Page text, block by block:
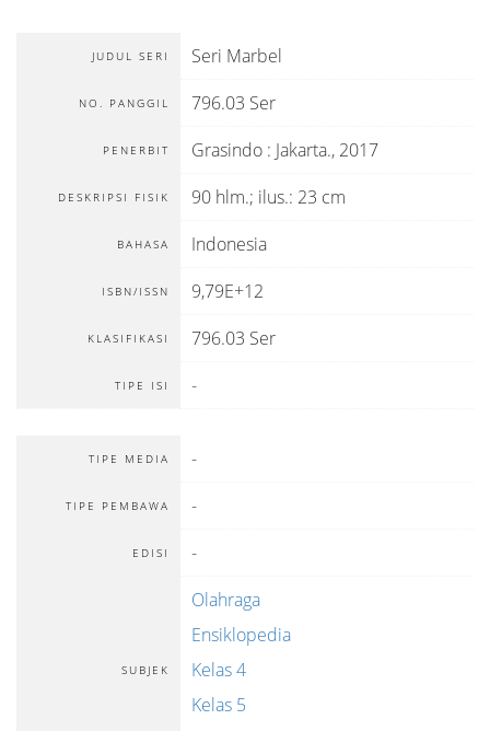
JUDUL SERI Seri Marbel
NO. PANGGIL 796.03 Ser
PENERBIT Grasindo : Jakarta., 2017
DESKRIPSI FISIK 90 hlm.; ilus.: 23 cm
BAHASA Indonesia
ISBN/ISSN 9,79E+12
KLASIFIKASI 796.03 Ser
TIPE ISI -
TIPE MEDIA -
TIPE PEMBAWA -
EDISI -
SUBJEK
Olahraga
Ensiklopedia
Kelas 4
Kelas 5